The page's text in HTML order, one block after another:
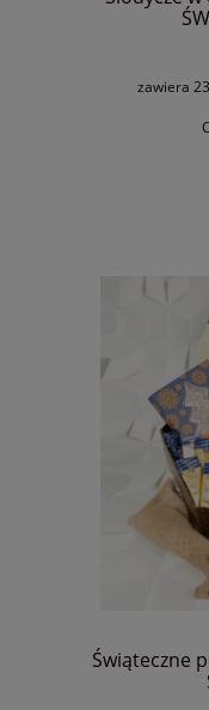
zawiera
Świąteczne